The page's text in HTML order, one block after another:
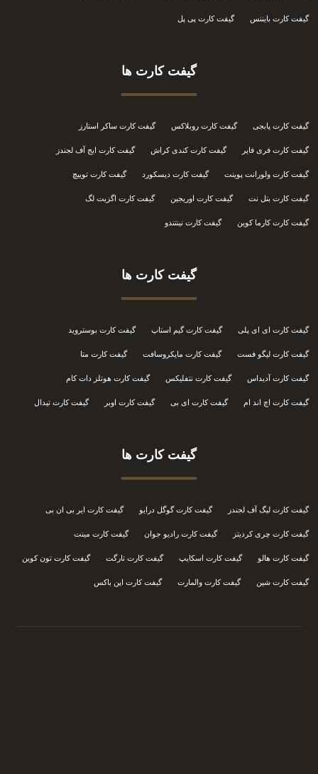
گیفت کارت بایننس گیفت کارت پی پل
گیفت کارت ها
گیفت کارت پابجی گیفت کارت روبلاکس گیفت کارت ساکر استارز
گیفت کارت فری فایر گیفت کارت کندی کراش گیفت کارت ایج آف لجندز
گیفت کارت ولورانت پوینت گیفت کارت دیسکورد گیفت کارت توییچ
گیفت کارت بتل نت گیفت کارت اوریجین گیفت کارت اگزیت لگ
گیفت کارت کارما کوین گیفت کارت نینتندو
گیفت کارت ها
گیفت کارت ای ای پلی گیفت کارت گیم استاپ گیفت کارت بوستروید
گیفت کارت لیگو فست گیفت کارت مایکروسافت گیفت کارت متا
گیفت کارت آدیداس گیفت کارت نتفلیکس گیفت کارت هوتلز دات کام
گیفت کارت اچ اند ام گیفت کارت ای بی گیفت کارت اوبر گیفت کارت تیدال
گیفت کارت ها
گیفت کارت لیگ آف لجندز گیفت کارت گوگل درایو گیفت کارت ایر بی ان بی
گیفت کارت چری کردیتز گیفت کارت رادیو جوان گیفت کارت مینت
گیفت کارت هالو گیفت کارت اسکایپ گیفت کارت تارگت گیفت کارت تون کوین
گیفت کارت شین گیفت کارت والمارت گیفت کارت اپن باکس